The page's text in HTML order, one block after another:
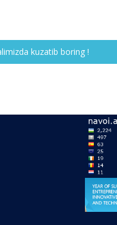
kuzatib boring !